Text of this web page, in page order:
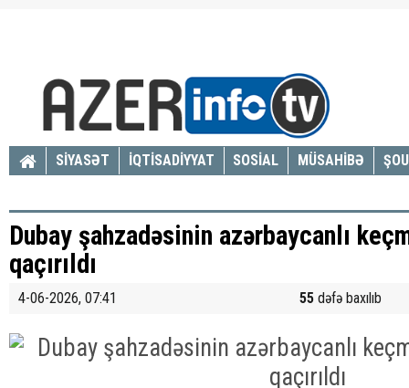
SİYASƏT İQTİSADİYYAT SOSİAL MÜSAHİBƏ
Dubay şahzadəsinin azərbaycanlı
qaçırıldı
4-06-2026, 07:41 55 dəfə baxılıb